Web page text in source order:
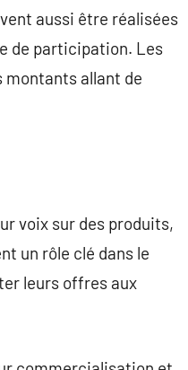
aussi être réalisées
de participation. Les
montants allant de
voix sur des produits,
un rôle clé dans le
leurs offres aux